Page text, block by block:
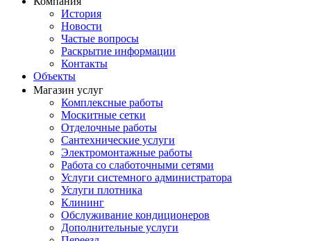
История
Новости
Частые вопросы
Раскрытие информации
Контакты
Объекты
Магазин услуг
Комплексные работы
Москитные сетки
Отделочные работы
Сантехнические услуги
Электромонтажные работы
Работа со слаботочными сетями
Услуги системного администратора
Услуги плотника
Клининг
Обслуживание кондиционеров
Дополнительные услуги